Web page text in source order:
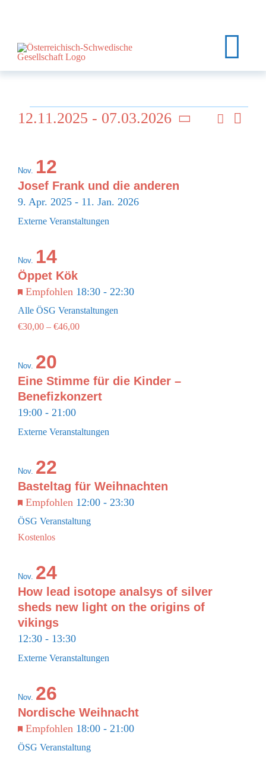
ÜBER UNS
VeranstaltungenSuche
Foto
12.11.2025 - 07.03.2026
List
of
Veranstaltungen
Photo
View
Nov. 12
Josef Frank und die anderen
9. Apr. 2025 - 11. Jan. 2026
Externe Veranstaltungen
Nov. 14
Öppet Kök
Empfohlen 18:30 - 22:30
Alle ÖSG Veranstaltungen
€30,00 – €46,00
Nov. 20
Eine Stimme für die Kinder –
Benefizkonzert
19:00 - 21:00
Externe Veranstaltungen
Nov. 22
Basteltag für Weihnachten
Empfohlen 12:00 - 23:30
ÖSG Veranstaltung
Kostenlos
Nov. 24
How lead isotope analsys of silver
sheds new light on the origins of
vikings
12:30 - 13:30
Externe Veranstaltungen
Nov. 26
Nordische Weihnacht
Empfohlen 18:00 - 21:00
ÖSG Veranstaltung